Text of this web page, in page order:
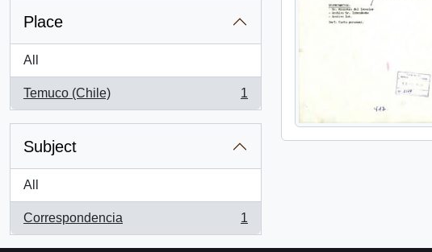
Place
All
Temuco (Chile)
, 1 results
1
Subject
All
Correspondencia
, 1 results
1